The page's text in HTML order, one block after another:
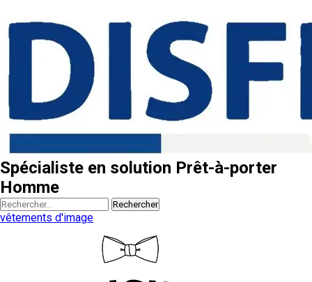
Spécialiste en solution Prêt-à-porter
Homme
Rechercher
vêtements d'image